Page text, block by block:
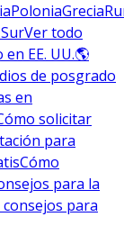
PoloniaGrecia
Ver todo
EE. UU.🌎
de posgrado
en
solicitar
para
Cómo
para la
para